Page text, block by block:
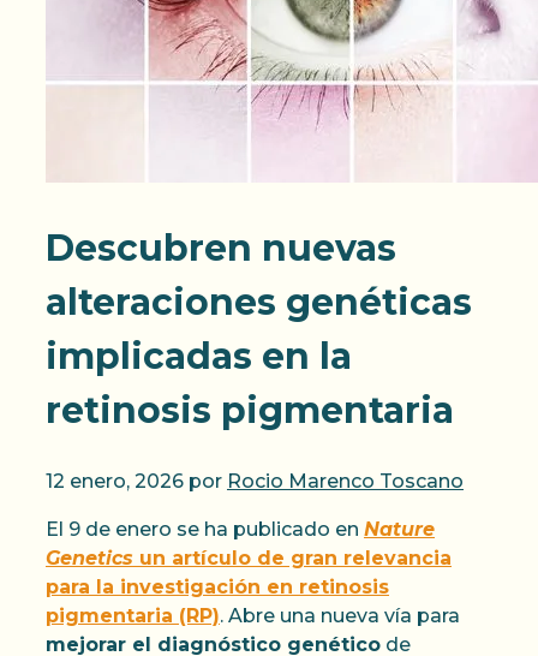
Descubren nuevas
alteraciones genéticas
implicadas en la
retinosis pigmentaria
12 enero, 2026 por Rocio Marenco Toscano
El 9 de enero se ha publicado en Nature
Genetics un artículo de gran relevancia
para la investigación en retinosis
pigmentaria (RP). Abre una nueva vía para
mejorar el diagnóstico genético de